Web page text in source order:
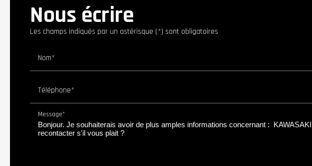
Nous écrire
Les champs indiqués par un astérisque (*) sont obligatoires
Nom*
Téléphone*
Message*